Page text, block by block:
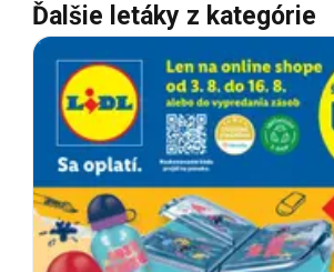
Ďalšie letáky z kategórie